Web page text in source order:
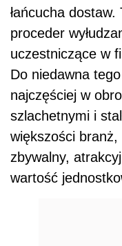
łańcucha
proceder
uczestniczące w
Do niedawna
najczęściej w
szlachetnymi i
większości
zbywalny,
wartość